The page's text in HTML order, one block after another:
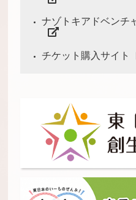
ナゾトキアドベンチ
チケット購入サイト